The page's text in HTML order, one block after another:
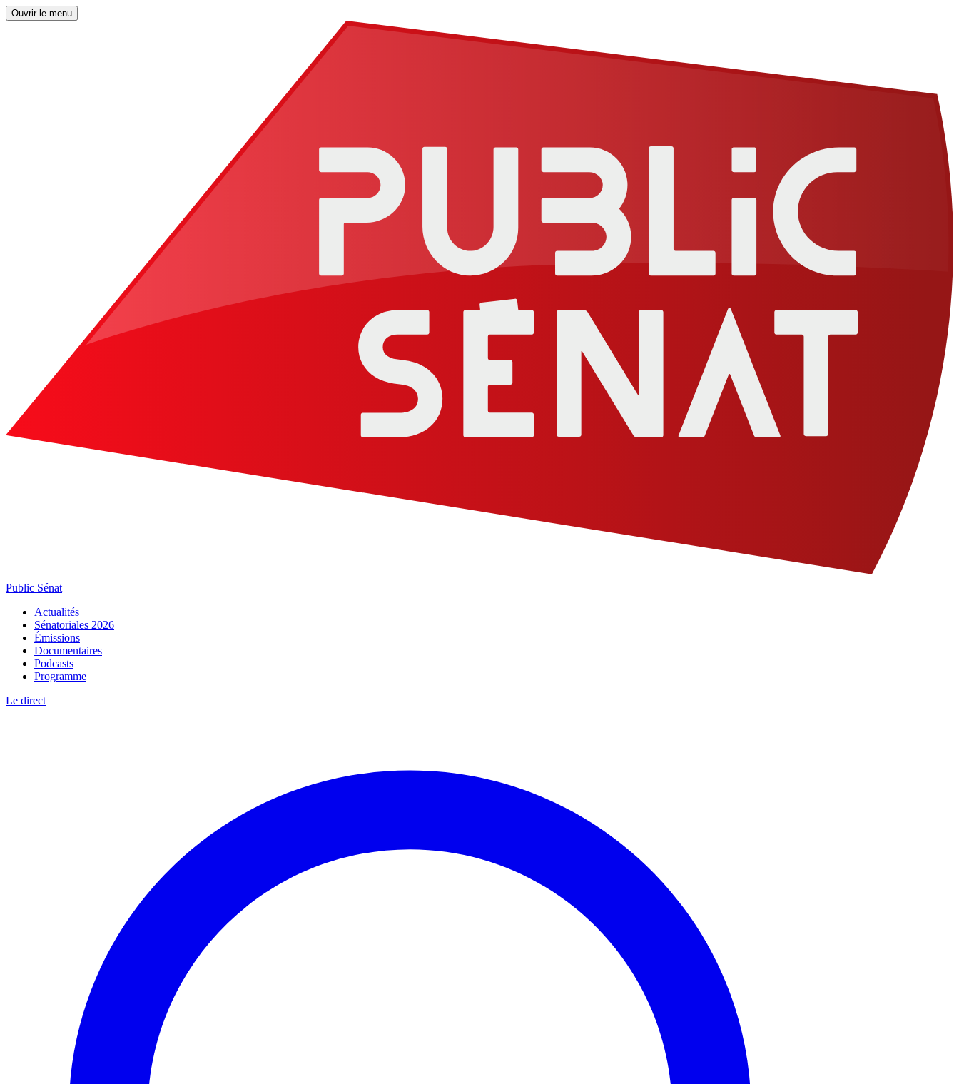
Ouvrir le menu
Public Sénat
Actualités
Sénatoriales 2026
Émissions
Documentaires
Podcasts
Programme
Le direct